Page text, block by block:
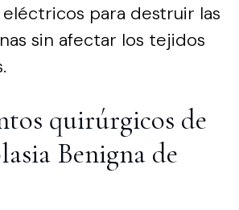
para destruir las
sin afectar los tejidos
quirúrgicos de
Benigna de